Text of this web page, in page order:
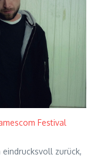
Festival
zurück,